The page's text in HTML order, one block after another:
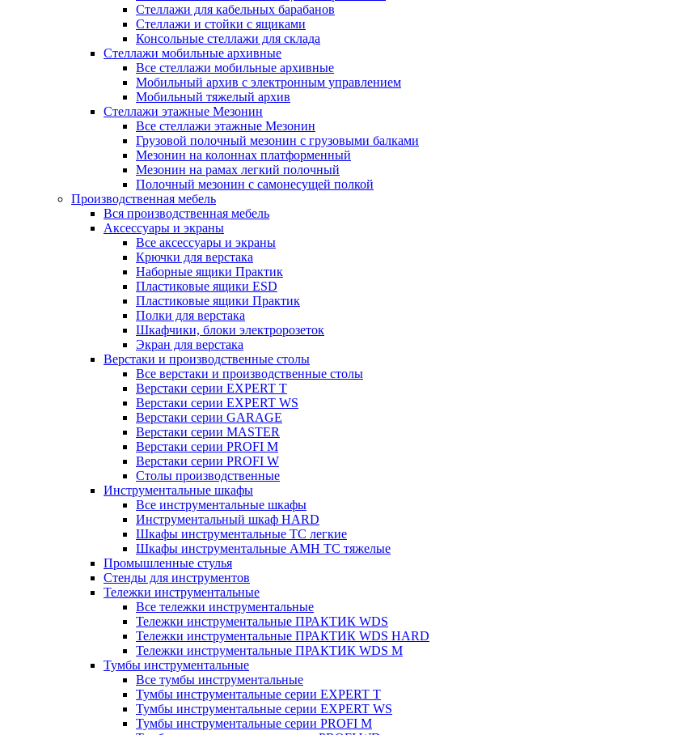
Стеллажи для кабельных барабанов
Стеллажи и стойки с ящиками
Консольные стеллажи для склада
Стеллажи мобильные архивные
Все стеллажи мобильные архивные
Мобильный архив с электронным управлением
Мобильный тяжелый архив
Стеллажи этажные Мезонин
Все стеллажи этажные Мезонин
Грузовой полочный мезонин с грузовыми балками
Мезонин на колоннах платформенный
Мезонин на рамах легкий полочный
Полочный мезонин с самонесущей полкой
Производственная мебель
Вся производственная мебель
Аксессуары и экраны
Все аксессуары и экраны
Крючки для верстака
Наборные ящики Практик
Пластиковые ящики ESD
Пластиковые ящики Практик
Полки для верстака
Шкафчики, блоки электророзеток
Экран для верстака
Верстаки и производственные столы
Все верстаки и производственные столы
Верстаки серии EXPERT T
Верстаки серии EXPERT WS
Верстаки серии GARAGE
Верстаки серии MASTER
Верстаки серии PROFI M
Верстаки серии PROFI W
Столы производственные
Инструментальные шкафы
Все инструментальные шкафы
Инструментальный шкаф HARD
Шкафы инструментальные ТС легкие
Шкафы инструментальные AMH TC тяжелые
Промышленные стулья
Стенды для инструментов
Тележки инструментальные
Все тележки инструментальные
Тележки инструментальные ПРАКТИК WDS
Тележки инструментальные ПРАКТИК WDS HARD
Тележки инструментальные ПРАКТИК WDS M
Тумбы инструментальные
Все тумбы инструментальные
Тумбы инструментальные серии EXPERT T
Тумбы инструментальные серии EXPERT WS
Тумбы инструментальные серии PROFI M